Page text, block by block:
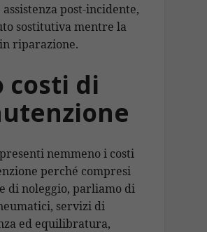
post-incidente,
sostitutiva mentre la
riparazione.
costi di
nemmeno i costi
perché compresi
di noleggio, parliamo di
servizi di
ed equilibratura,